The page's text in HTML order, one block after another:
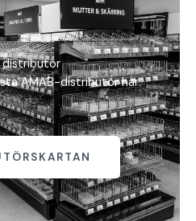
AMAB-distributör här: